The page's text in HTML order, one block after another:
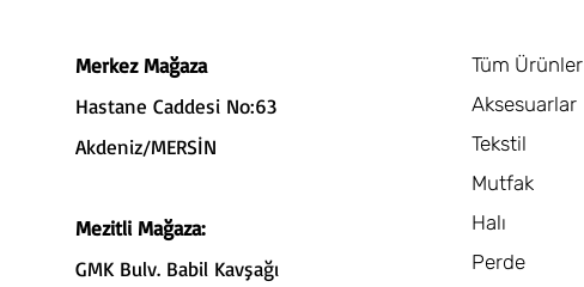
Merkez Mağaza
Hastane Caddesi No:63
Akdeniz/MERSİN
Mezitli Mağaza:
GMK Bulv. Babil Kavşağı
Tüm Ürünler
Aksesuarlar
Tekstil
Mutfak
Halı
Perde